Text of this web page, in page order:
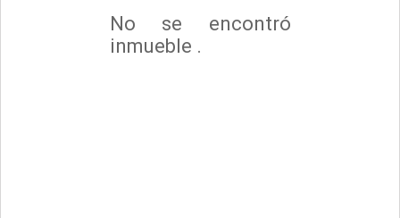
No se encontró
inmueble .